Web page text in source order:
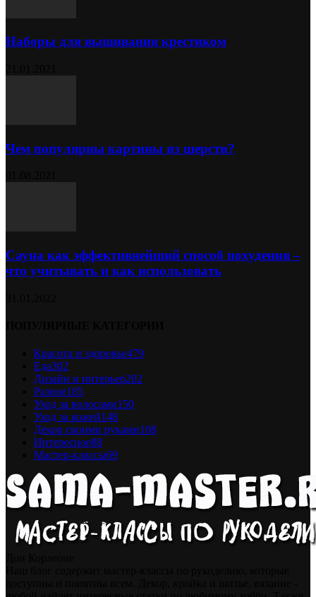
Наборы для вышивания крестиком
Чем популярны картины из шерсти?
Сауна как эффективнейший способ похудения –
что учитывать и как использовать
Красота и здоровье479
Еда302
Дизайн и интерьер202
Разное185
Уход за волосами150
Уход за кожей148
Декор своими руками108
Интересное88
Мастер-классы69